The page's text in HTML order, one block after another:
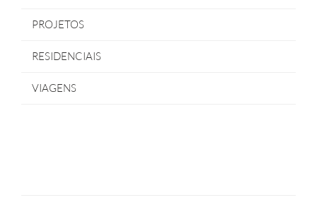
PROJETOS
RESIDENCIAIS
VIAGENS